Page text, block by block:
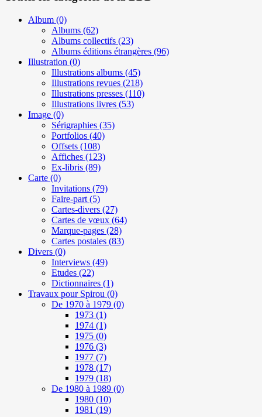
Album (0)
Albums (62)
Albums collectifs (23)
Albums éditions étrangères (96)
Illustration (0)
Illustrations albums (45)
Illustrations revues (218)
Illustrations presses (110)
Illustrations livres (53)
Image (0)
Sérigraphies (35)
Portfolios (40)
Offsets (108)
Affiches (123)
Ex-libris (89)
Carte (0)
Invitations (79)
Faire-part (5)
Cartes-divers (27)
Cartes de vœux (64)
Marque-pages (28)
Cartes postales (83)
Divers (0)
Interviews (49)
Etudes (22)
Dictionnaires (1)
Travaux pour Spirou (0)
De 1970 à 1979 (0)
1973 (1)
1974 (1)
1975 (0)
1976 (3)
1977 (7)
1978 (17)
1979 (18)
De 1980 à 1989 (0)
1980 (10)
1981 (19)